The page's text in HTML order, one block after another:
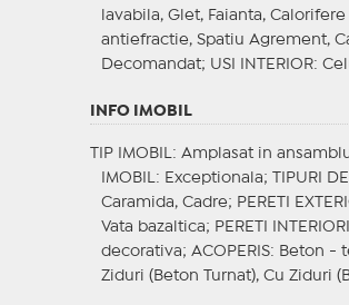
lavabila, Glet, Faianta,
antiefractie, Spatiu Agrement,
Decomandat; USI INTERIOR:
INFO IMOBIL
TIP IMOBIL : Amplasat in
IMOBIL
: Exceptionala; TIPURI
Caramida, Cadre; PERETI
Vata bazaltica; PERETI INTERIORI
decorativa; ACOPERIS: Beton -
Ziduri (Beton Turnat), Cu Ziduri